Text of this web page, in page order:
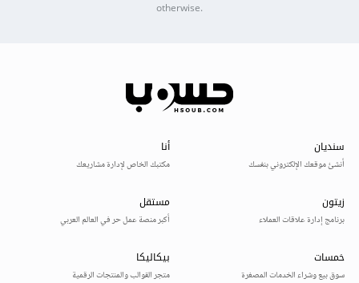
otherwise.